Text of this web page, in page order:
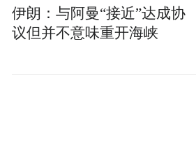
伊朗：与阿曼“接近”达成协
议但并不意味重开海峡